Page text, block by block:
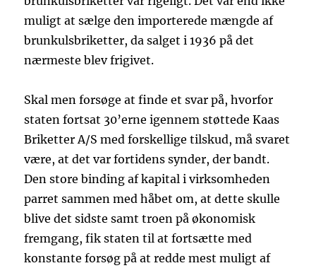
muligt at sælge den importerede mængde af
brunkulsbriketter, da salget i 1936 på det
nærmeste blev frigivet.
Skal men forsøge at finde et svar på, hvorfor
staten fortsat 30’erne igennem støttede Kaas
Briketter A/S med forskellige tilskud, må svaret
være, at det var fortidens synder, der bandt.
Den store binding af kapital i virksomheden
parret sammen med håbet om, at dette skulle
blive det sidste samt troen på økonomisk
fremgang, fik staten til at fortsætte med
konstante forsøg på at redde mest muligt af